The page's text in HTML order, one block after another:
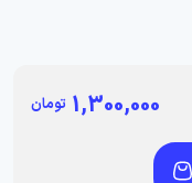
1,300,000 تومان